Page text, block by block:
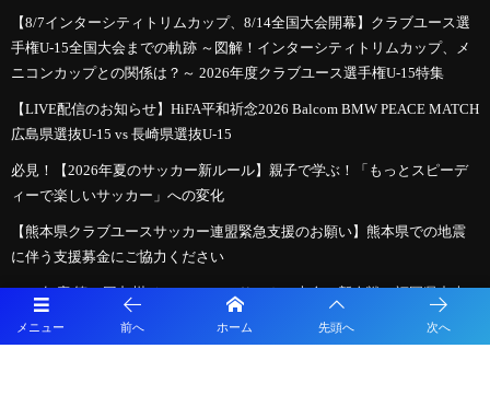
メニュー 前へ ホーム 先頭へ 次へ
【8/7インターシティトリムカップ、8/14全国大会開幕】クラブユース選
手権U-15全国大会までの軌跡 ～図解！インターシティトリムカップ、メ
ニコンカップとの関係は？～ 2026年度クラブユース選手権U-15特集
【LIVE配信のお知らせ】HiFA平和祈念2026 Balcom BMW PEACE MATCH
広島県選抜U-15 vs 長崎県選抜U-15
必見！【2026年夏のサッカー新ルール】親子で学ぶ！「もっとスピーデ
ィーで楽しいサッカー」への変化
【熊本県クラブユースサッカー連盟緊急支援のお願い】熊本県での地震
に伴う支援募金にご協力ください
2026年度 第38回九州ジュニア U-11 サッカー大会（新人戦）福岡県中央
大会 11/29.12/5開催！組合せ募集